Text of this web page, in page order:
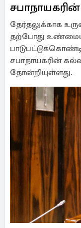
தேர்தலுக்காக
தற்போது
சபாநாயகரின்
தோன்றியுள்ளது.